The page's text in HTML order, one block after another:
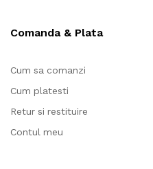
Comanda & Plata
Cum sa comanzi
Cum platesti
Retur si restituire
Contul meu